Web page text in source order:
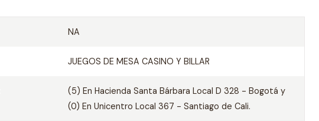
NA
JUEGOS DE MESA CASINO Y BILLAR
(5) En Hacienda Santa Bárbara Local D 328 - Bogotá y
(0) En Unicentro Local 367 - Santiago de Cali.